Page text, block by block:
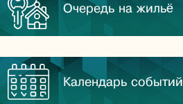
Очередь на жильё
Календарь событий